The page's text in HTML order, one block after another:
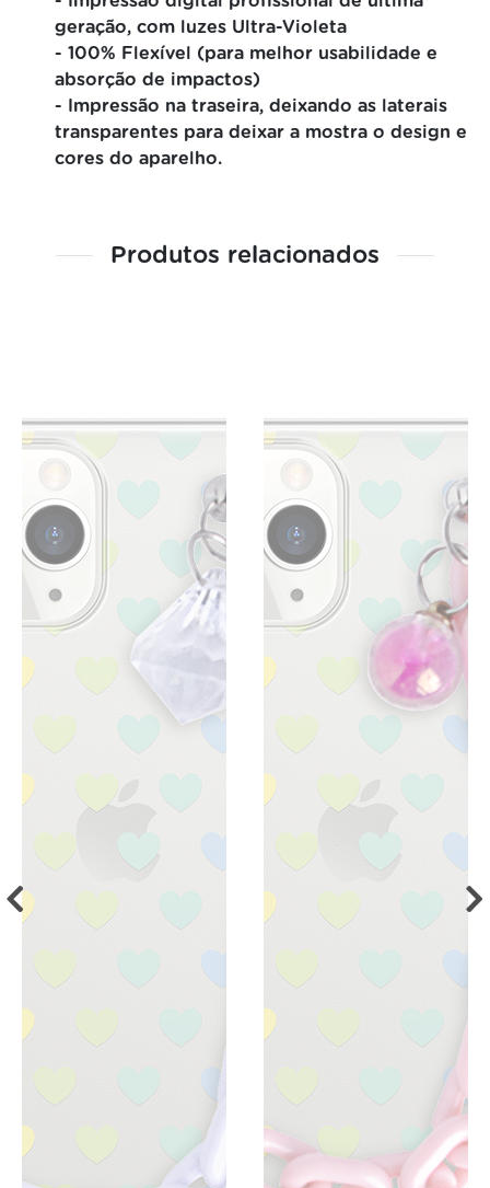
geração, com luzes Ultra-Violeta
- 100% Flexível (para melhor usabilidade e
absorção de impactos)
- Impressão na traseira, deixando as laterais
transparentes para deixar a mostra o design e
cores do aparelho.
Produtos relacionados